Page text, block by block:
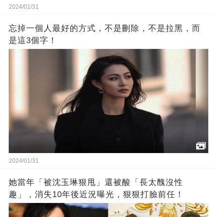
2024/01/31
忘掉一個人最好的方式，不是刪除，不是拉黑，而
是這3個字！
2024/01/31
她當年「被沈玉琳狠甩」還被酸「長太醜沒性
趣」，消失10年後近況曝光，狠狠打臉前任！